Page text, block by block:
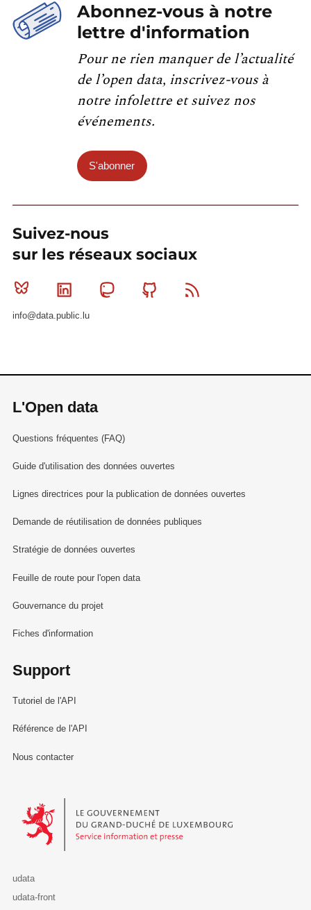
Abonnez-vous à notre
lettre d'information
Pour ne rien manquer de l’actualité
de l’open data, inscrivez-vous à
notre infolettre et suivez nos
événements.
S'abonner
Suivez-nous
sur les réseaux sociaux
Bluesky Linkedin MastodonGithub
info@data.public.lu
L'Open data
Questions fréquentes (FAQ)
Guide d'utilisation des données ouvertes
Lignes directrices pour la publication de données ouvertes
Demande de réutilisation de données publiques
Stratégie de données ouvertes
Feuille de route pour l'open data
Gouvernance du projet
Fiches d'information
Support
Tutoriel de l'API
Référence de l'API
Nous contacter
Le Gouvernement du Grand-Duché de Luxembourg - Service
udata
udata-front